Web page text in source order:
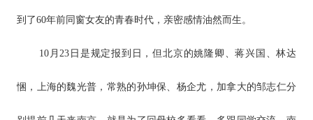
到了60年前同窗女友的青春时代，亲密感情油然而生。
10月23日是规定报到日，但北京的姚隆卿、蒋兴国、林达
悃，上海的魏光普，常熟的孙坤保、杨企尤，加拿大的邹志仁分